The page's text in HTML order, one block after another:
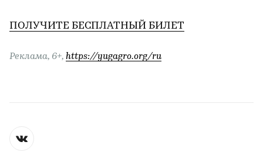
ПОЛУЧИТЕ БЕСПЛАТНЫЙ БИЛЕТ
Реклама, 6+, https://yugagro.org/ru